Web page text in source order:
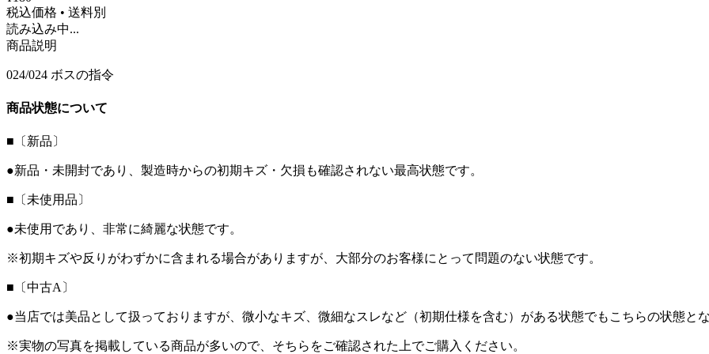
税込価格 • 送料別
読み込み中...
商品説明
024/024 ボスの指令
商品状態について
■〔新品〕
●新品・未開封であり、製造時からの初期キズ・欠損も確認されない最高状態です。
■〔未使用品〕
●未使用であり、非常に綺麗な状態です。
※初期キズや反りがわずかに含まれる場合がありますが、大部分のお客様にとって問題のない状態です。
■〔中古A〕
●当店では美品として扱っておりますが、微小なキズ、微細なスレなど（初期仕様を含む）がある状態でもこちらの状態と
※実物の写真を掲載している商品が多いので、そちらをご確認された上でご購入ください。